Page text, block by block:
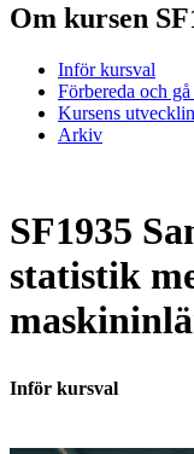
Om kursen
Inför kursval
Förbereda och
Kursens
Arkiv
SF1935
statistik
Inför kursval